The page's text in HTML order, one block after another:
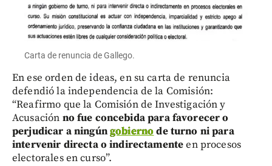
Carta de renuncia de Gallego.
En ese orden de ideas, en su carta de renuncia
defendió la independencia de la Comisión:
“Reafirmo que la Comisión de Investigación y
Acusación no fue concebida para favorecer o
perjudicar a ningúngobiernode turno ni para
intervenir directa o indirectamenteen procesos
electorales en curso”.